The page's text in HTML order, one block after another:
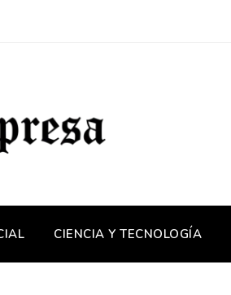
CIENCIA Y TECNOLOGÍA